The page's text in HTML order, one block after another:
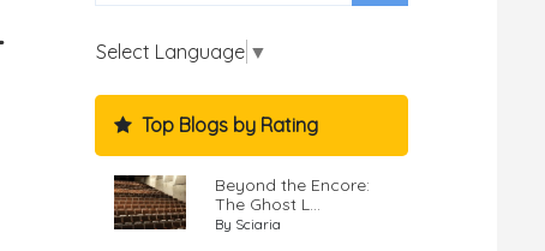
Select Language ▼
Top Blogs by Rating
Beyond the Encore:
The Ghost L...
By Sciaria